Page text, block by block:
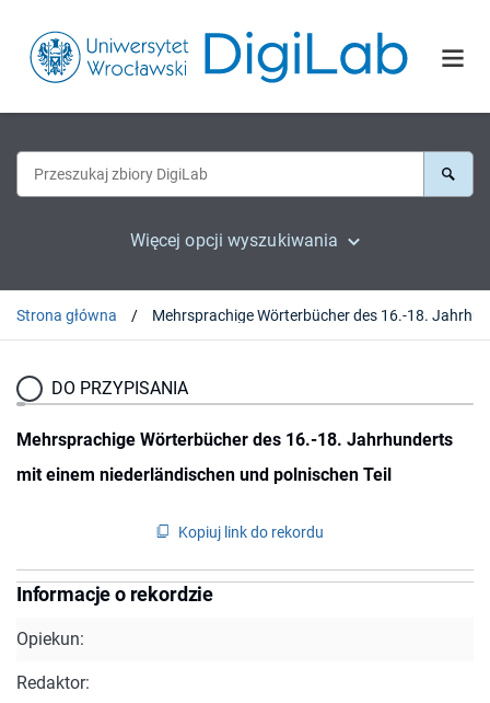
Więcej opcji wyszukiwania
Strona główna
DO PRZYPISANIA
Mehrsprachige Wörterbücher des 16.-18. Jahrhunderts
mit einem niederländischen und polnischen Teil
Kopiuj link do rekordu
Informacje o rekordzie
Opiekun:
Redaktor: